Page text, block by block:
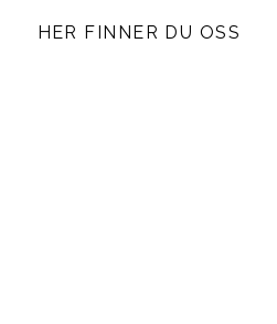
HER FINNER DU OSS